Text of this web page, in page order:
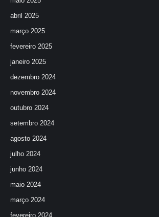
abril 2025
março 2025
fevereiro 2025
janeiro 2025
dezembro 2024
novembro 2024
outubro 2024
setembro 2024
agosto 2024
julho 2024
junho 2024
maio 2024
março 2024
fevereiro 2024